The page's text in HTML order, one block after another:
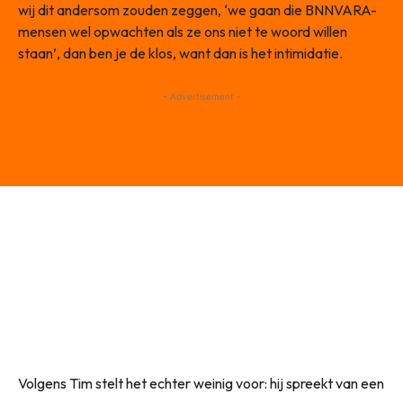
wij dit andersom zouden zeggen, ‘we gaan die BNNVARA-
mensen wel opwachten als ze ons niet te woord willen
staan’, dan ben je de klos, want dan is het intimidatie.
- Advertisement -
Volgens Tim stelt het echter weinig voor: hij spreekt van een